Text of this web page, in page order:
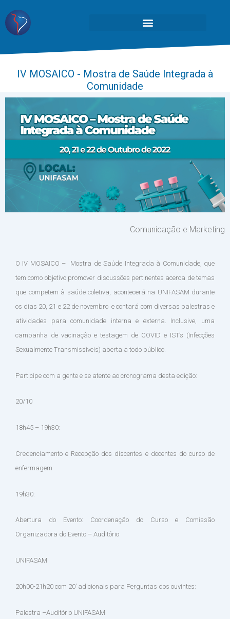
IV MOSAICO - Mostra de Saúde Integrada à
Comunidade
Comunicação e Marketing
O IV MOSAICO – Mostra de Saúde Integrada à Comunidade, que
tem como objetivo promover discussões pertinentes acerca de temas
que competem à saúde coletiva, acontecerá na UNIFASAM durante
os dias 20, 21 e 22 de novembro e contará com diversas palestras e
atividades para comunidade interna e externa. Inclusive, uma
campanha de vacinação e testagem de COVID e IST’s (Infecções
Sexualmente Transmissíveis) aberta a todo público.
Participe com a gente e se atente ao cronograma desta edição:
20/10
18h45 – 19h30:
Credenciamento e Recepção dos discentes e docentes do curso de
enfermagem
19h30:
Abertura do Evento: Coordenação do Curso e Comissão
Organizadora do Evento – Auditório
UNIFASAM
20h00-21h20 com 20’ adicionais para Perguntas dos ouvintes:
Palestra –Auditório UNIFASAM